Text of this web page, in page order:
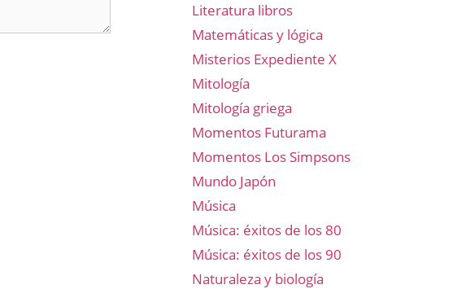
Literatura libros
Matemáticas y lógica
Misterios Expediente X
Mitología
Mitología griega
Momentos Futurama
Momentos Los Simpsons
Mundo Japón
Música
Música: éxitos de los 80
Música: éxitos de los 90
Naturaleza y biología